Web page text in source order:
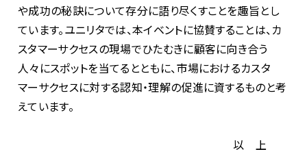
や成功の秘訣について存分に語り尽くすことを趣旨とし
ています。ユニリタでは、本イベントに協賛することは、カ
スタマーサクセスの現場でひたむきに顧客に向き合う
人々にスポットを当てるとともに、市場におけるカスタ
マーサクセスに対する認知・理解の促進に資するものと考
えています。
以 上